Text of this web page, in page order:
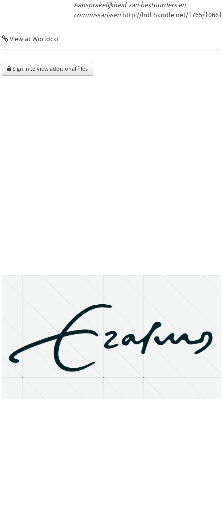
Aansprakelijkheid van bestuurders en
commissarissen.http://hdl.handle.net/1765/
View at Worldcat
Sign in to view additional files